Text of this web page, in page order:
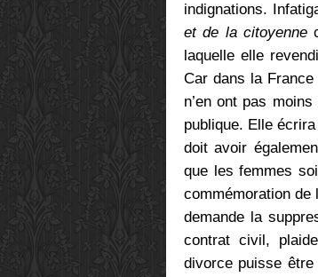
indignations.
et de la citoyenne
laquelle elle
Car dans la
n’en ont pas
publique. Elle
doit avoir
que les femmes
commémoration de
demande la
contrat civil,
divorce puisse être